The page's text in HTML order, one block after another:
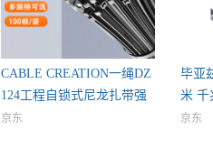
CABLE CREATION一绳DZ
124工程自锁式尼龙扎带强
韧性
京东
毕亚
米 千
京东